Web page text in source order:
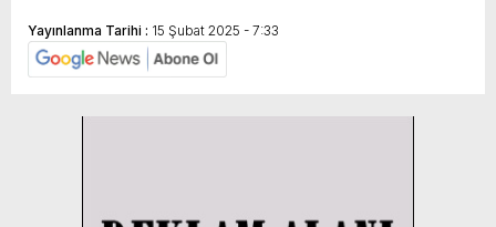
Yayınlanma Tarihi : 15 Şubat 2025 - 7:33